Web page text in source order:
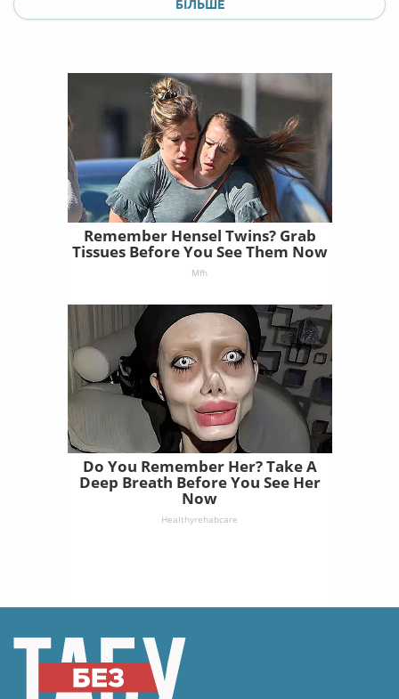
БІЛЬШЕ
Remember Hensel Twins? Grab
Tissues Before You See Them Now
Mfh
Do You Remember Her? Take A
Deep Breath Before You See Her
Now
Healthyrehabcare